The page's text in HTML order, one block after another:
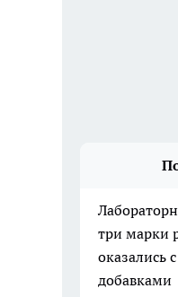
три марки
оказались
добавками